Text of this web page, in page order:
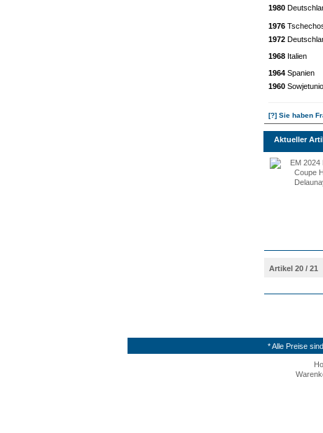
1980
1976
1972
1968 Italien
1964 Spanien
1960
[?] Sie haben
Aktueller
Artikel 20 / 21
* Alle Preise